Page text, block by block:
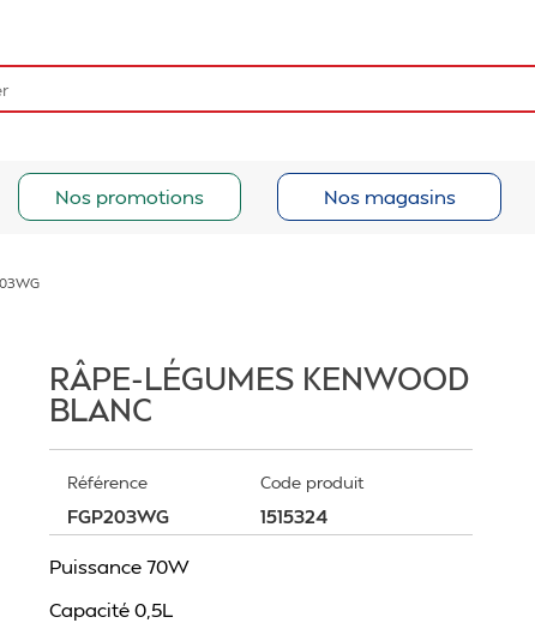
Nos promotions Nos magasins
RÂPE-LÉGUMES KENWOOD
BLANC
Référence
FGP203WG
Code produit
1515324
Puissance70W
Capacité0,5L